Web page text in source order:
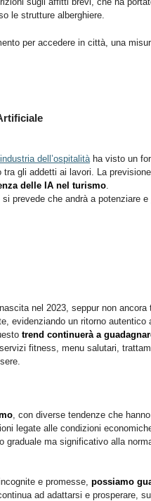
le strutture alberghiere.
per accedere in città, una
dell’ospitalitàha visto un
gli addetti ai lavori. La
delle IA nel turismo.
prevede che andrà a potenziare e
nel 2023, seppur non ancora
evidenziando un ritorno autentico
trend continuerà a
fitness, menu salutari,
, con diverse tendenze che
legate alle condizioni
ma significativo alla
e promesse, possiamo
ad adattarsi e prosperare,